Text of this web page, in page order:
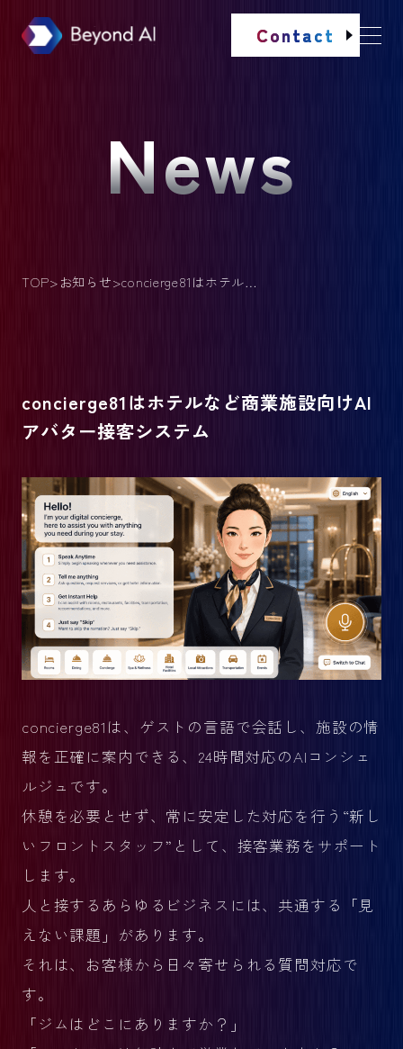
Contact
TOP お知らせ concierge81はホテルなど商業施設向けAIアバター接客システム
News
concierge81はホテルなど商業施設向けAI
アバター接客システム
concierge81は、ゲストの言語で会話し、施設の情
報を正確に案内できる、24時間対応のAIコンシェ
ルジュです。
休憩を必要とせず、常に安定した対応を行う“新し
いフロントスタッフ”として、接客業務をサポート
します。
人と接するあらゆるビジネスには、共通する「見
えない課題」があります。
それは、お客様から日々寄せられる質問対応で
す。
「ジムはどこにありますか？」